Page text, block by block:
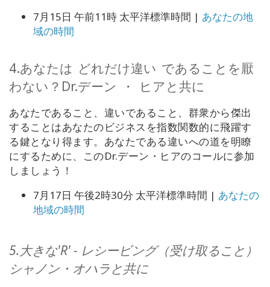
7月15日 午前11時 太平洋標準時間 | あなたの地
域の時間
4.あなたは どれだけ違い であることを厭
わない？Dr.デーン
・ ヒアと共に
あなたであること、違いであること、群衆から傑出
することはあなたのビジネスを指数関数的に飛躍す
る鍵となり得ます。あなたである違いへの道を明瞭
にするために、このDr.デーン・ヒアのコールに参加
し ましょう！
7月17日 午後2時30分 太平洋標準時間 | あなたの
地域の時間
5.大きな'R' - レシービング（受け取ること）
シャノン・オハラと共に